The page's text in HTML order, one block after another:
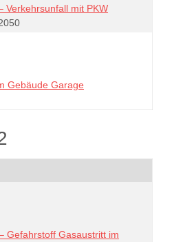
Verkehrsunfall mit PKW
Gebäude Garage
Gefahrstoff Gasaustritt im